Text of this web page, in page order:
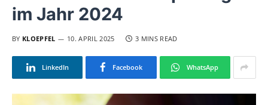
im Jahr 2024
BY KLOEPFEL 10. APRIL 2025 3 MINS READ
LinkedIn Facebook WhatsApp